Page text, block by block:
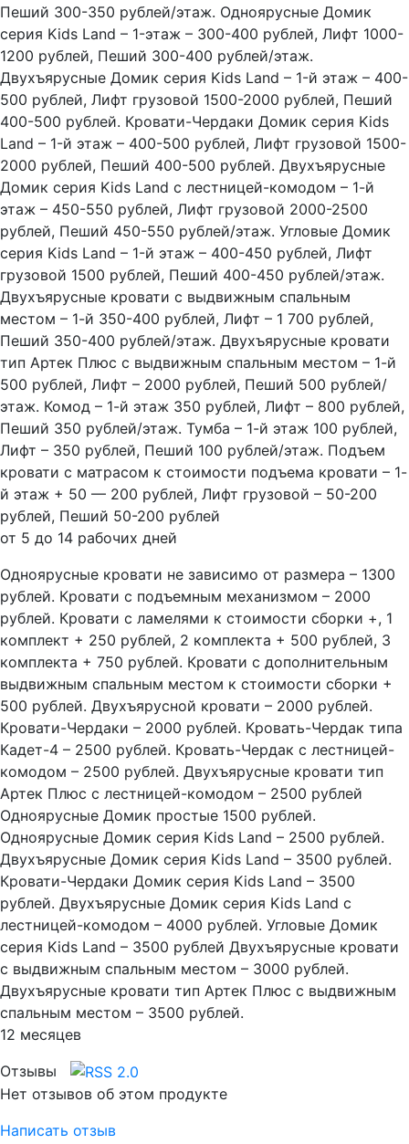
Пеший 300-350 рублей/этаж. Одноярусные Домик
серия Kids Land – 1-этаж – 300-400 рублей, Лифт 1000-
1200 рублей, Пеший 300-400 рублей/этаж.
Двухъярусные Домик серия Kids Land – 1-й этаж – 400-
500 рублей, Лифт грузовой 1500-2000 рублей, Пеший
400-500 рублей. Кровати-Чердаки Домик серия Kids
Land – 1-й этаж – 400-500 рублей, Лифт грузовой 1500-
2000 рублей, Пеший 400-500 рублей. Двухъярусные
Домик серия Kids Land с лестницей-комодом – 1-й
этаж – 450-550 рублей, Лифт грузовой 2000-2500
рублей, Пеший 450-550 рублей/этаж. Угловые Домик
серия Kids Land – 1-й этаж – 400-450 рублей, Лифт
грузовой 1500 рублей, Пеший 400-450 рублей/этаж.
Двухъярусные кровати с выдвижным спальным
местом – 1-й 350-400 рублей, Лифт – 1 700 рублей,
Пеший 350-400 рублей/этаж. Двухъярусные кровати
тип Артек Плюс с выдвижным спальным местом – 1-й
500 рублей, Лифт – 2000 рублей, Пеший 500 рублей/
этаж. Комод – 1-й этаж 350 рублей, Лифт – 800 рублей,
Пеший 350 рублей/этаж. Тумба – 1-й этаж 100 рублей,
Лифт – 350 рублей, Пеший 100 рублей/этаж. Подъем
кровати с матрасом к стоимости подъема кровати – 1-
й этаж + 50 — 200 рублей, Лифт грузовой – 50-200
рублей, Пеший 50-200 рублей
от 5 до 14 рабочих дней
Одноярусные кровати не зависимо от размера – 1300
рублей. Кровати с подъемным механизмом – 2000
рублей. Кровати с ламелями к стоимости сборки +, 1
комплект + 250 рублей, 2 комплекта + 500 рублей, 3
комплекта + 750 рублей. Кровати с дополнительным
выдвижным спальным местом к стоимости сборки +
500 рублей. Двухъярусной кровати – 2000 рублей.
Кровати-Чердаки – 2000 рублей. Кровать-Чердак типа
Кадет-4 – 2500 рублей. Кровать-Чердак с лестницей-
комодом – 2500 рублей. Двухъярусные кровати тип
Артек Плюс с лестницей-комодом – 2500 рублей
Одноярусные Домик простые 1500 рублей.
Одноярусные Домик серия Kids Land – 2500 рублей.
Двухъярусные Домик серия Kids Land – 3500 рублей.
Кровати-Чердаки Домик серия Kids Land – 3500
рублей. Двухъярусные Домик серия Kids Land с
лестницей-комодом – 4000 рублей. Угловые Домик
серия Kids Land – 3500 рублей Двухъярусные кровати
с выдвижным спальным местом – 3000 рублей.
Двухъярусные кровати тип Артек Плюс с выдвижным
спальным местом – 3500 рублей.
12 месяцев
Отзывы
Нет отзывов об этом продукте
Написать отзыв